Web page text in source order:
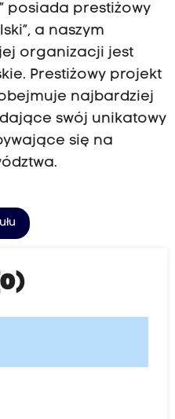
posiada prestiżowy
a naszym
organizacji jest
Prestiżowy projekt
obejmuje najbardziej
swój unikatowy
się na